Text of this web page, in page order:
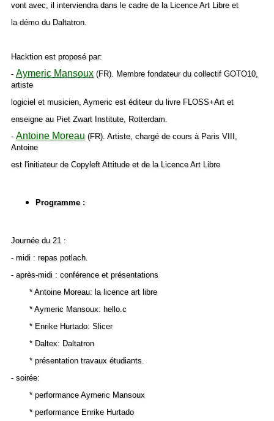
vont avec, il interviendra dans le cadre de la Licence Art Libre et
la démo du Daltatron.
Hacktion est proposé par:
- Aymeric Mansoux (FR). Membre fondateur du collectif GOTO10,
artiste
logiciel et musicien, Aymeric est éditeur du livre FLOSS+Art et
enseigne au Piet Zwart Institute, Rotterdam.
- Antoine Moreau(FR). Artiste, chargé de cours à Paris VIII,
Antoine
est l'initiateur de Copyleft Attitude et de la Licence Art Libre
Programme :
Journée du 21 :
- midi : repas potlach.
- après-midi : conférence et présentations
* Antoine Moreau: la licence art libre
* Aymeric Mansoux: hello.c
* Enrike Hurtado: Slicer
* Daltex: Daltatron
* présentation travaux étudiants.
- soirée:
* performance Aymeric Mansoux
* performance Enrike Hurtado